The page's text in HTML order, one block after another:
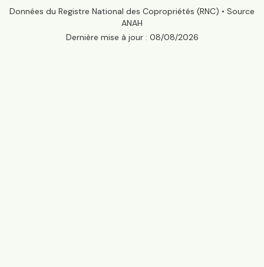
Données du Registre National des Copropriétés (RNC) • Source
ANAH
Dernière mise à jour : 08/08/2026